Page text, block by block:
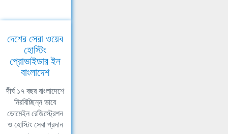
দেশের সেরা ওয়েব
হোস্টিং
প্রোভাইডার ইন
বাংলাদেশ
দীর্ঘ ১৭ বছর বাংলাদেশে
নিরবিচ্ছিন্ন ভাবে
ডোমেইন রেজিস্ট্রেশন
ও হোস্টিং সেবা প্রদান